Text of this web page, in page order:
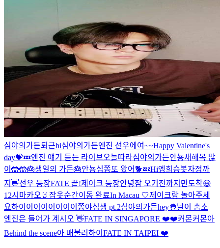
심야의가든퇴근hi심야의가든엔진 선우에여~~Happy Valentine's
day💝💤엔진 얘기 듣는 라이브 오늘따라심야의가든안뇽새해복 많
이🤲🤲🎂생일의 가든🎂안뇽심쫑또 왔어🐕💤Hi엥희승봇자정까
지 👋선우 등장FATE 끝!제이크 등장안녕잠 오기전까지만도착😃
12시 마카오🤘 잠옷순간이동 완료In Macau 🤍제이크랑 놀아주세
요하이이이이이이이이 쫑야심생 pt.2심야의가든hey🤚날이 춥소
엔진은 들어가 계시오 👋FATE IN SINGAPORE ❤️❤️커몬커몬아
Behind the scene아 배불러하이 FATE IN TAIPEI ❤️